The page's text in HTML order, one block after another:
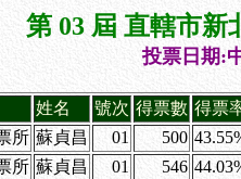
第 03 屆 直轄市新
投票日期:
姓名 號次 得票數 得票
所 蘇貞昌 01 500
所 蘇貞昌 01 546